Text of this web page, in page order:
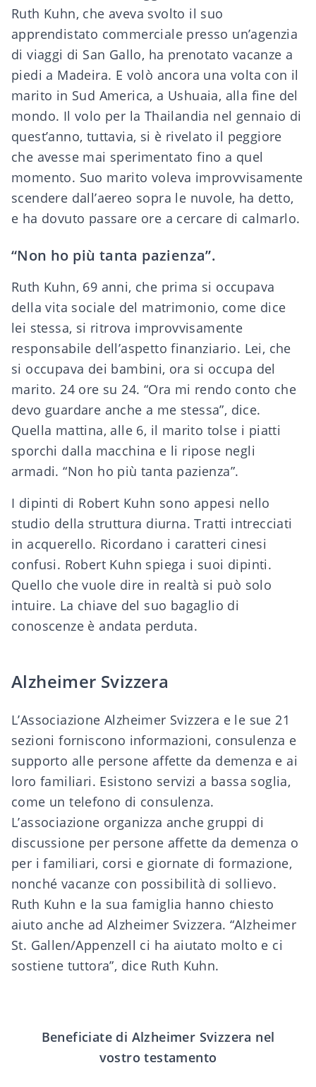
Ruth Kuhn, che aveva svolto il suo
apprendistato commerciale presso un’agenzia
di viaggi di San Gallo, ha prenotato vacanze a
piedi a Madeira. E volò ancora una volta con il
marito in Sud America, a Ushuaia, alla fine del
mondo. Il volo per la Thailandia nel gennaio di
quest’anno, tuttavia, si è rivelato il peggiore
che avesse mai sperimentato fino a quel
momento. Suo marito voleva improvvisamente
scendere dall’aereo sopra le nuvole, ha detto,
e ha dovuto passare ore a cercare di calmarlo.
“Non ho più tanta pazienza”.
Ruth Kuhn, 69 anni, che prima si occupava
della vita sociale del matrimonio, come dice
lei stessa, si ritrova improvvisamente
responsabile dell’aspetto finanziario. Lei, che
si occupava dei bambini, ora si occupa del
marito. 24 ore su 24. “Ora mi rendo conto che
devo guardare anche a me stessa”, dice.
Quella mattina, alle 6, il marito tolse i piatti
sporchi dalla macchina e li ripose negli
armadi. “Non ho più tanta pazienza”.
I dipinti di Robert Kuhn sono appesi nello
studio della struttura diurna. Tratti intrecciati
in acquerello. Ricordano i caratteri cinesi
confusi. Robert Kuhn spiega i suoi dipinti.
Quello che vuole dire in realtà si può solo
intuire. La chiave del suo bagaglio di
conoscenze è andata perduta.
Alzheimer Svizzera
L’AssociazioneAlzheimer Svizzera e le sue 21
sezioni forniscono informazioni, consulenza e
supporto alle persone affette da demenza e ai
loro familiari. Esistono servizi a bassa soglia,
come un telefono di consulenza.
L’associazione organizza anche gruppi di
discussione per persone affette da demenza o
per i familiari, corsi e giornate di formazione,
nonché vacanze con possibilità di sollievo.
Ruth Kuhn e la sua famiglia hanno chiesto
aiuto anche ad Alzheimer Svizzera. “Alzheimer
St. Gallen/Appenzell ci ha aiutato molto e ci
sostiene tuttora”, dice Ruth Kuhn.
Beneficiate di Alzheimer Svizzera nel
vostro testamento